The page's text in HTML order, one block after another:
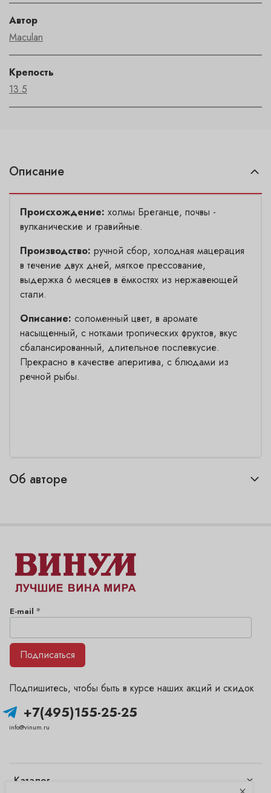
Автор
Maculan
Крепость
13.5
Описание
Происхождение: холмы Бреганце, почвы -
вулканические и гравийные.
Производство: ручной сбор, холодная мацерация
в течение двух дней, мягкое прессование,
выдержка 6 месяцев в ёмкостях из нержавеющей
стали.
Описание: соломенный цвет, в аромате
насыщенный, с нотками тропических фруктов, вкус
сбалансированный, длительное послевкусие.
Прекрасно в качестве аперитива, с блюдами из
речной рыбы.
Об авторе
Каталог
+7(495)155-25-25
info@vinum.ru
Подпишитесь, чтобы быть в курсе наших акций и скидок
E-mail *
Подписаться